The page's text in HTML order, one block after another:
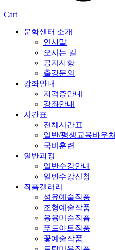
Cart
문화센터 소개
인사말
오시는 길
공지사항
출강문의
강좌안내
자격증안내
강좌안내
시간표
전체시간표
일반/평생교육바우처
국비훈련
일반과정
일반수강안내
일반수강신청
작품갤러리
섬유예술작품
조형예술작품
응용미술작품
푸드아트작품
꽃예술작품